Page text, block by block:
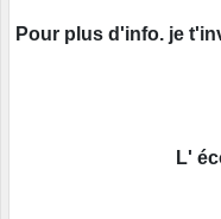
Pour plus d'info. je
L'